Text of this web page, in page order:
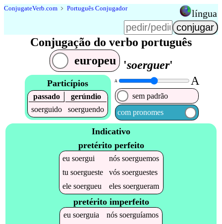
ConjugateVerb.com ﹥ Português Conjugador língua
Conjugação do verbo português
europeu
'soerguer'
Particípios
passado
gerúndio
soerguido
soerguendo
A A
sem padrão
com pronomes
Indicativo
pretérito perfeito
eusoergui nóssoerguemos
tusoergueste vóssoerguestes
elesoergueu elessoergueram
pretérito imperfeito
eu soerguia nós soerguíamos